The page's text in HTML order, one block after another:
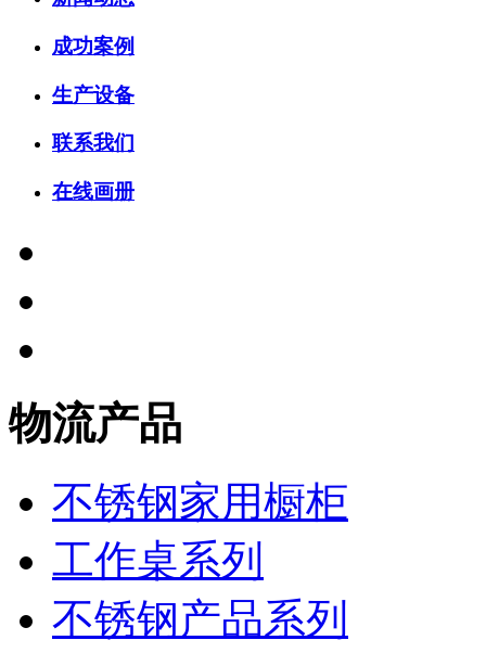
成功案例
生产设备
联系我们
在线画册
物流产品
不锈钢家用橱柜
工作桌系列
不锈钢产品系列